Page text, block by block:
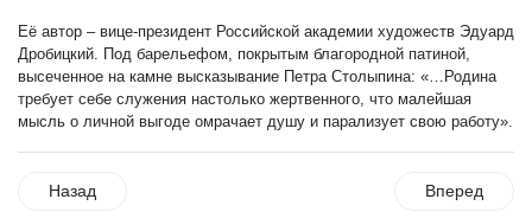
Её автор – вице-президент Российской академии художеств Эдуард
Дробицкий. Под барельефом, покрытым благородной патиной,
высеченное на камне высказывание Петра Столыпина: «…Родина
требует себе служения настолько жертвенного, что малейшая
мысль о личной выгоде омрачает душу и парализует свою работу».
Назад Вперед